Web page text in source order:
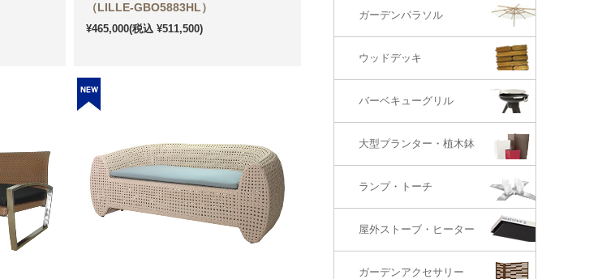
（LILLE-GBO5883HL）
¥465,000(税込 ¥511,500)
オットマン・スツール
ガーデンパラソル
ウッドデッキ
バーベキューグリル
大型プランター・植木鉢
ランプ・トーチ
屋外ストーブ・ヒーター
ガーデンアクセサリー